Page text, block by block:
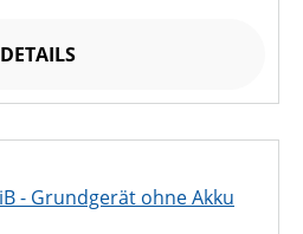
DETAILS